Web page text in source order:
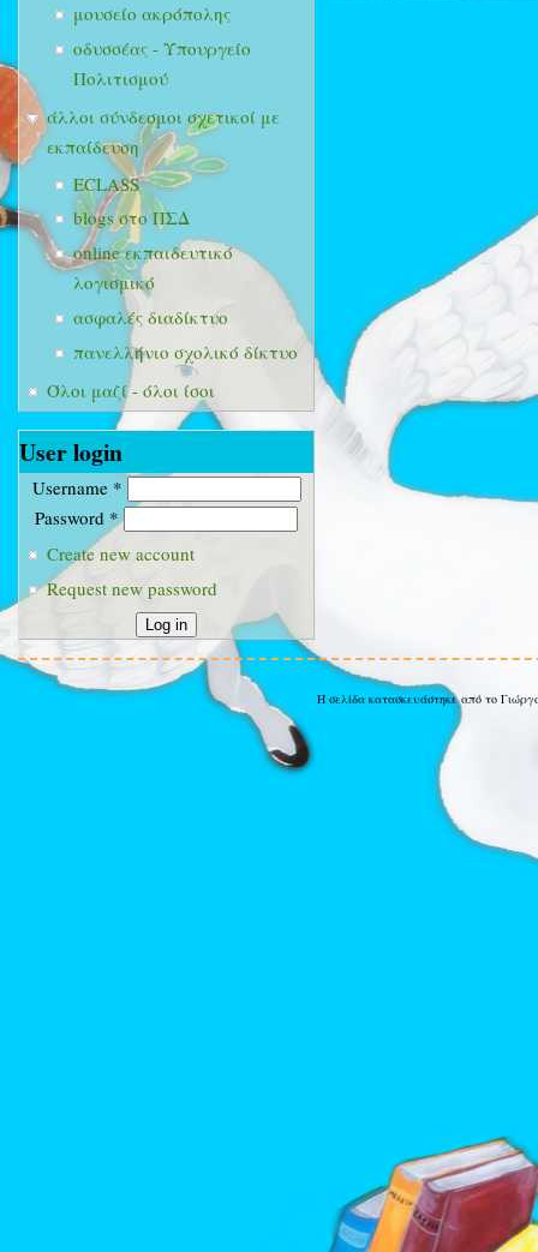
μουσείο ακρόπολης
οδυσσέας - Υπουργείο
Πολιτισμού
άλλοι σύνδεσμοι σχετικοί με
εκπαίδευση
ECLASS
blogs στο ΠΣΔ
online εκπαιδευτικό
λογισμικό
ασφαλές διαδίκτυο
πανελλήνιο σχολικό δίκτυο
Όλοι μαζί - όλοι ίσοι
User login
Username *
Password *
Create new account
Request new password
Η σελίδα κατασκευάστηκε από το